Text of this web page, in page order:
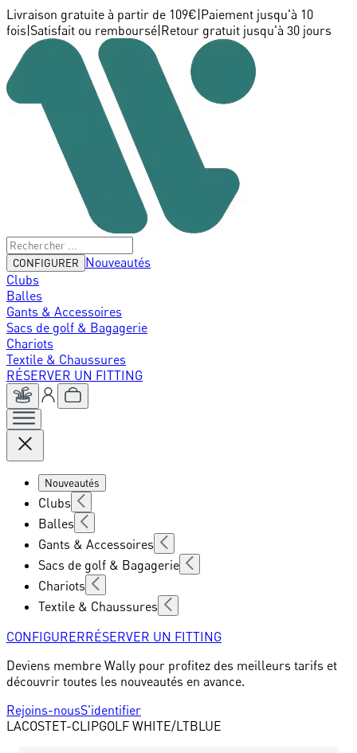
Livraison gratuite à partir de 109€ Paiement jusqu'à 10
fois Satisfait ou remboursé Retour gratuit jusqu'à 30 jours
CONFIGURER
Nouveautés
Clubs
Balles
Gants & Accessoires
Sacs de golf & Bagagerie
Chariots
Textile & Chaussures
RÉSERVER UN FITTING
Nouveautés
Clubs
Balles
Gants & Accessoires
Sacs de golf & Bagagerie
Chariots
Textile & Chaussures
CONFIGURERRÉSERVER UN FITTING
Deviens membre Wally pour profitez des meilleurs tarifs et
découvrir toutes les nouveautés en avance.
Rejoins-nousS'identifier
LACOSTET-CLIPGOLF WHITE/LTBLUE